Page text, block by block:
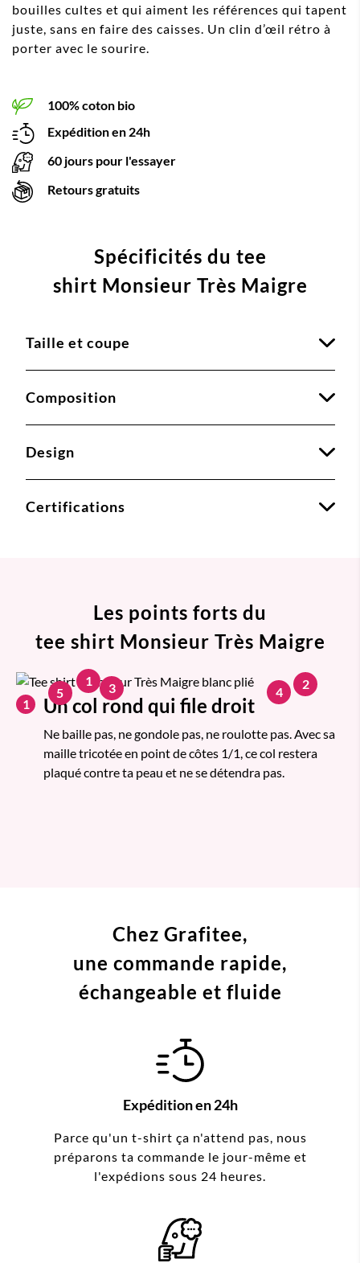
bouilles cultes et qui aiment les références qui tapent
juste, sans en faire des caisses. Un clin d’œil rétro à
porter avec le sourire.
100% coton bio
Expédition en 24h
60 jours pour l'essayer
Retours gratuits
Spécificités du tee
shirt Monsieur Très Maigre
Taille et coupe
Composition
Design
Certifications
Les points forts du
tee shirt Monsieur Très Maigre
1 Un col rond qui file droit
Ne baille pas, ne gondole pas, ne roulotte pas. Avec sa
maille tricotée en point de côtes 1/1, ce col restera
plaqué contre ta peau et ne se détendra pas.
1 2
3 4
5
Chez Grafitee,
une commande rapide,
échangeable et fluide
Expédition en 24h
Parce qu'un t-shirt ça n'attend pas, nous
préparons ta commande le jour-même et
l'expédions sous 24 heures.